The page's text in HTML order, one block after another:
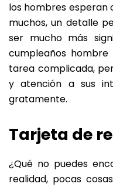
los hombres esperan
muchos, un detalle
ser mucho más
cumpleaños
tarea complicada,
y atención a sus
gratamente.
Tarjeta de
¿Qué no puedes
realidad, pocas